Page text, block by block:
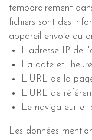
temporairement
fichiers sont des
appareil envoie
L'adresse IP de
La date et l'heure
L'URL de la
L'URL de
Le navigateur et
Les données